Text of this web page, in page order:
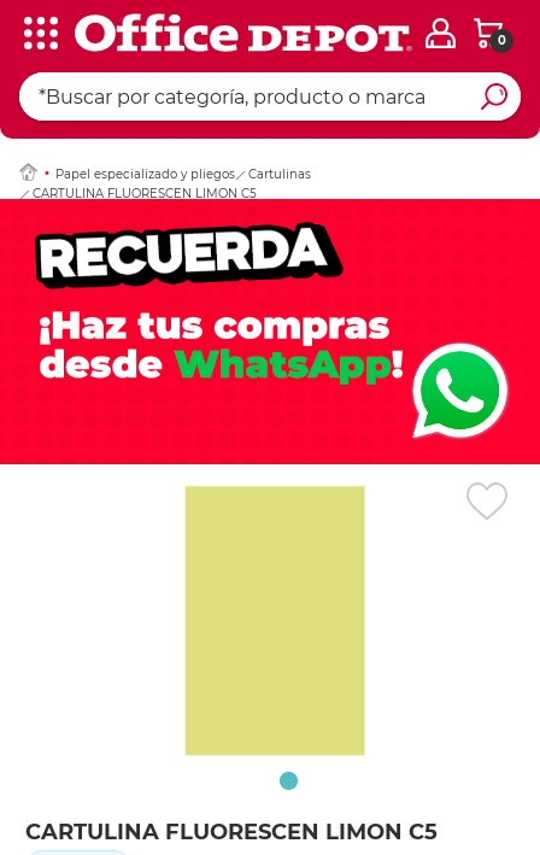
0
Papel especializado y pliegos
Cartulinas
CARTULINA FLUORESCEN LIMON C5
CARTULINA FLUORESCEN LIMON C5
Ingresar Codigo